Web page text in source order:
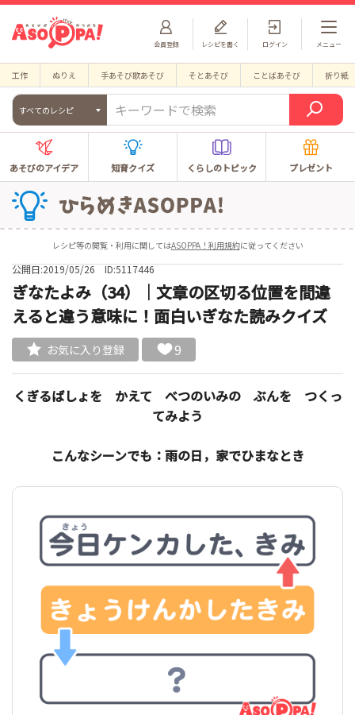
会員登録 ログイン
レシピを書く メニュー
工作 ぬりえ 手あそび歌あそび そとあそび ことばあそび 折り紙
すべてのレシピ
あそびのアイデア 知育クイズ くらしのトピック プレゼント
レシピ等の閲覧・利用に関してはASOPPA！利用規約に従ってください
公開日:2019/05/26 ID:5117446
ぎなたよみ（34）｜文章の区切る位置を間違
えると違う意味に！面白いぎなた読みクイズ
お気に入り登録 9
くぎるばしょを かえて べつのいみの ぶんを つくっ
てみよう
こんなシーンでも：雨の日，家でひまなとき